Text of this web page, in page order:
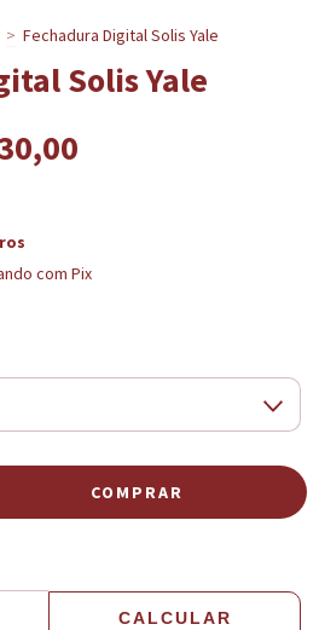
> Fechadura Digital Solis Yale
Solis Yale
com Pix
CALCULAR